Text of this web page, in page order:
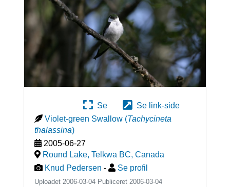
Se
Se link-side
Violet-green Swallow (Tachycineta
thalassina)
2005-06-27
Round Lake, Telkwa BC, Canada
Knud Pedersen - Se profil
Uploadet 2006-03-04 Publiceret 2006-03-04